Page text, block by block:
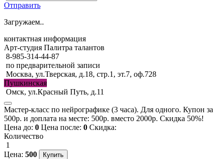
Отправить
Загружаем..
контактная информация
Арт-студия Палитра талантов
8-985-314-44-87
по предварительной записи
Москва, ул.Тверская, д.18, стр.1, эт.7, оф.728
Пушкинская
Омск, ул.Красный Путь, д.11
Мастер-класс по нейрографике (3 часа). Для одного. Купон за
500р. и доплата на месте: 500р. вместо 2000р. Скидка 50%!
Цена до: 0 Цена после: 0 Скидка:
Количество
1
Цена: 500